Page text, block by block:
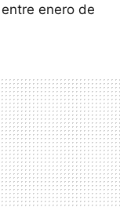
enero de